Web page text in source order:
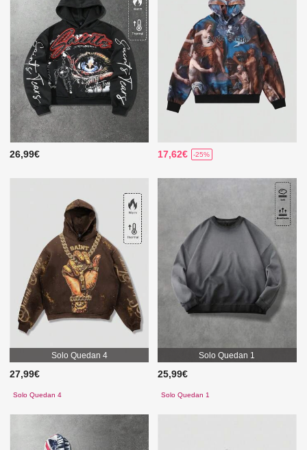
26,99€ 17,62€ -25%
Solo Quedan 4
27,99€
Solo Quedan 4
Solo Quedan 1
25,99€
Solo Quedan 1